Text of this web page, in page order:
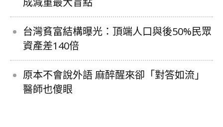
台灣貧富結構曝光：頂端人口與後50%民眾
資產差140倍
原本不會說外語 麻醉醒來卻「對答如流」
醫師也傻眼